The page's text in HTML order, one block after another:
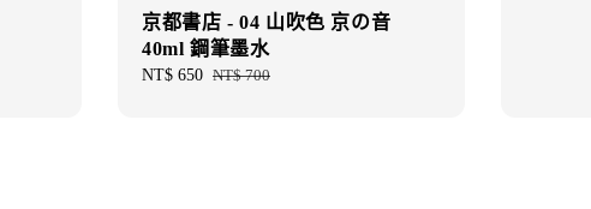
京都書店 - 04 山吹色 京の音
40ml 鋼筆墨水
Sale
NT$ 650 Regular
NT$ 700